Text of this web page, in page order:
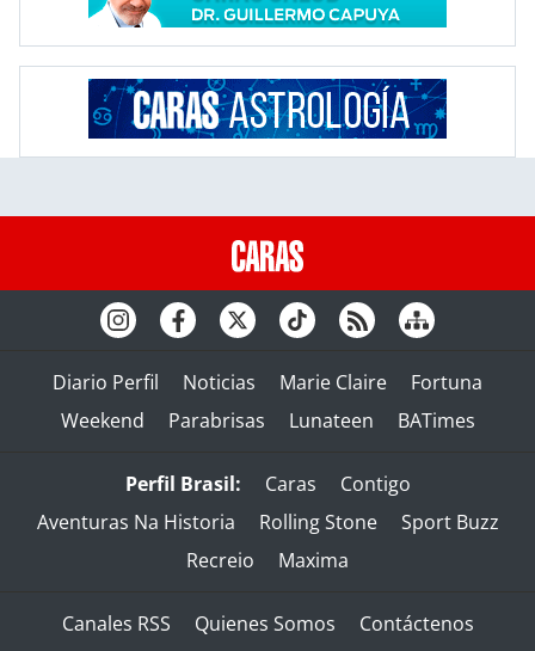
Diario Perfil Noticias Marie Claire
Fortuna
Weekend
Parabrisas Lunateen BATimes
Perfil Brasil: Caras
Contigo
Aventuras Na Historia
Rolling Stone
Sport Buzz
Recreio
Maxima
Canales RSS Quienes Somos
Contáctenos